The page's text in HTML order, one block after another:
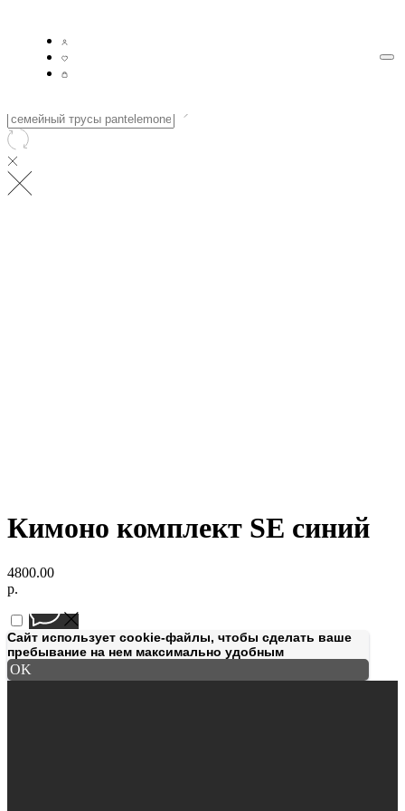
Кимоно комплект SE синий
4800.00
р.
Сайт использует cookie-файлы, чтобы сделать ваше
пребывание на нем максимально удобным
OK